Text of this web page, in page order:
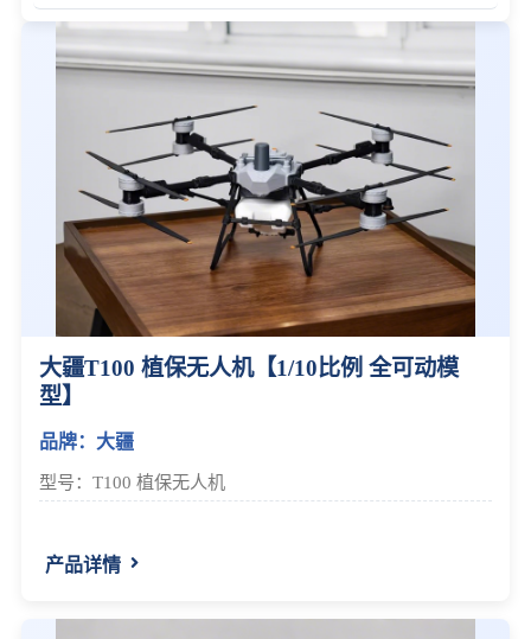
大疆T100 植保无人机【1/10比例 全可动模
型】
品牌：大疆
型号：T100 植保无人机
产品详情